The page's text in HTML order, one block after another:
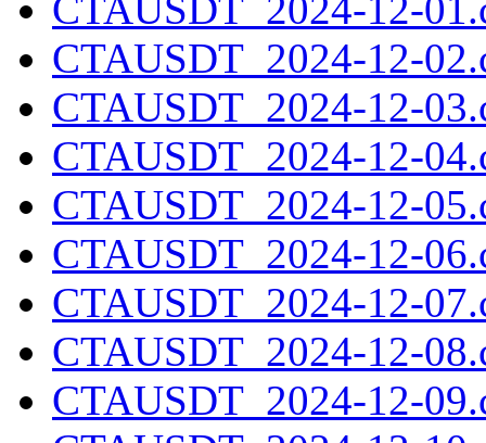
CTAUSDT_2024-12-
CTAUSDT_2024-12-
CTAUSDT_2024-12-
CTAUSDT_2024-12-
CTAUSDT_2024-12-
CTAUSDT_2024-12-
CTAUSDT_2024-12-
CTAUSDT_2024-12-